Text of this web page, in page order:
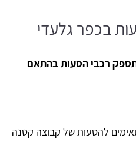
רכבי הסעות בהתאם
להסעות של קבוצה קטנה